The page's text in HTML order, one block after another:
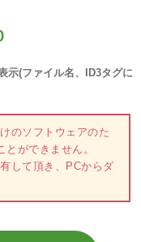
示(ファイル名、ID3タグに
のソフトウェアのた
ができません。
して頂き、PCからダ